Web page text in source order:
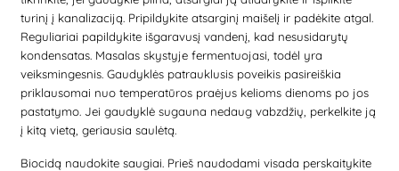
turinį į kanalizaciją. Pripildykite atsarginį maišelį ir padėkite atgal.
Reguliariai papildykite išgaravusį vandenį, kad nesusidarytų
kondensatas. Masalas skystyje fermentuojasi, todėl yra
veiksmingesnis. Gaudyklės patrauklusis poveikis pasireiškia
priklausomai nuo temperatūros praėjus kelioms dienoms po jos
pastatymo. Jei gaudyklė sugauna nedaug vabzdžių, perkelkite ją
į kitą vietą, geriausia saulėtą.
Biocidą naudokite saugiai. Prieš naudodami visada perskaitykite